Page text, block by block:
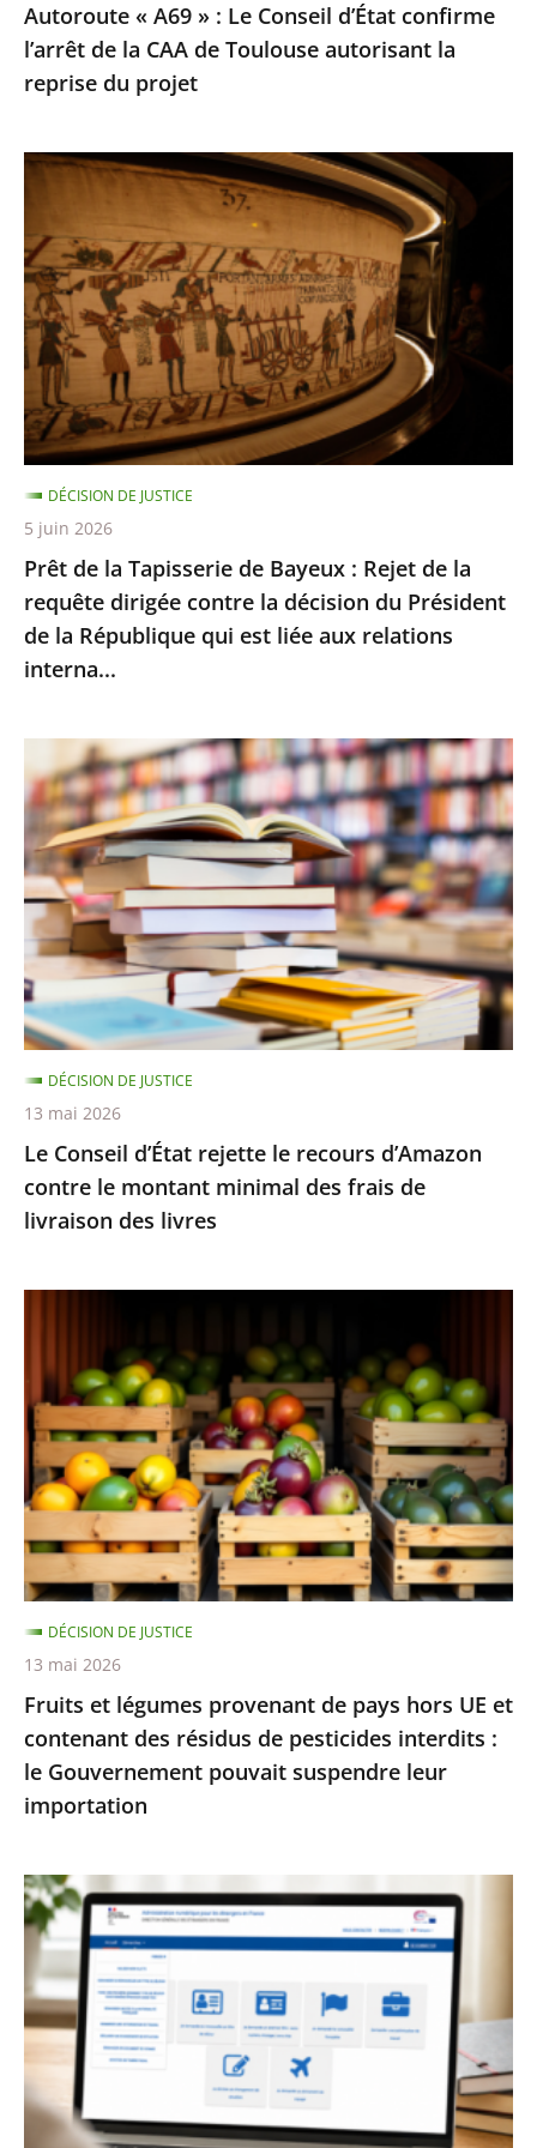
CAA
de
Toulouse
la
reprise
projet
Autoroute « A69 » : Le Conseil d’État confirme
l’arrêt de la CAA de Toulouse autorisant la
reprise du projet
Prêt
la
Tapisserie
de
Bayeux
:
Rejet
de
la
requête
dirigée
contre
la
décision
du
de
la
République
qui
est
liée
aux
relations
interna...
Prêt de la Tapisserie de Bayeux : Rejet de la
requête dirigée contre la décision du Président
de la République qui est liée aux relations
interna...
DÉCISION DE JUSTICE
5 juin 2026
Conseil
d’État
rejette
le
recours
d’Amazon
contre
le
montant
minimal
des
frais
de
livraison
livres
Le Conseil d’État rejette le recours d’Amazon
contre le montant minimal des frais de
livraison des livres
DÉCISION DE JUSTICE
13 mai 2026
légumes
provenant
de
pays
hors
UE
contenant
des
résidus
de
pesticides
interdits
:
Gouvernement
pouvait
suspendre
leur
importation
Fruits et légumes provenant de pays hors UE et
contenant des résidus de pesticides interdits :
le Gouvernement pouvait suspendre leur
importation
DÉCISION DE JUSTICE
13 mai 2026
Services
publics
le
Conseil
d’État
enjoint